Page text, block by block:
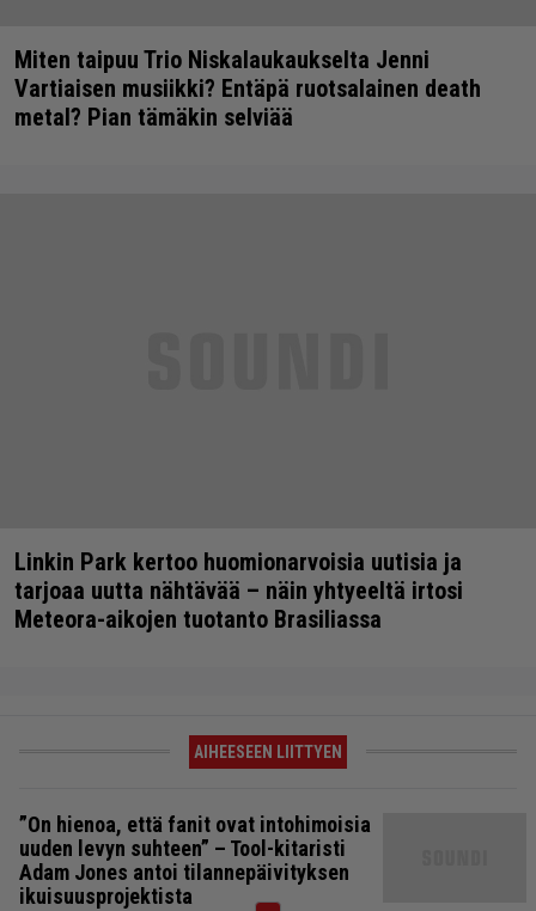
Miten taipuu Trio Niskalaukaukselta Jenni
Vartiaisen musiikki? Entäpä ruotsalainen death
metal? Pian tämäkin selviää
Linkin Park kertoo huomionarvoisia uutisia ja
tarjoaa uutta nähtävää – näin yhtyeeltä irtosi
Meteora-aikojen tuotanto Brasiliassa
AIHEESEEN LIITTYEN
”On hienoa, että fanit ovat intohimoisia
uuden levyn suhteen” – Tool-kitaristi
Adam Jones antoi tilannepäivityksen
ikuisuusprojektista